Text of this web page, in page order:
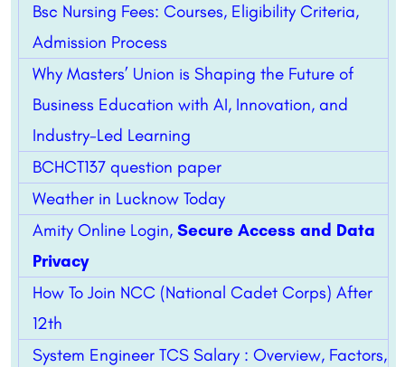
Bsc Nursing Fees: Courses, Eligibility Criteria,
Admission Process
Why Masters’ Union is Shaping the Future of
Business Education with AI, Innovation, and
Industry-Led Learning
BCHCT137 question paper
Weather in Lucknow Today
Amity Online Login, Secure Access and Data
Privacy
How To Join NCC (National Cadet Corps) After
12th
System Engineer TCS Salary : Overview, Factors,